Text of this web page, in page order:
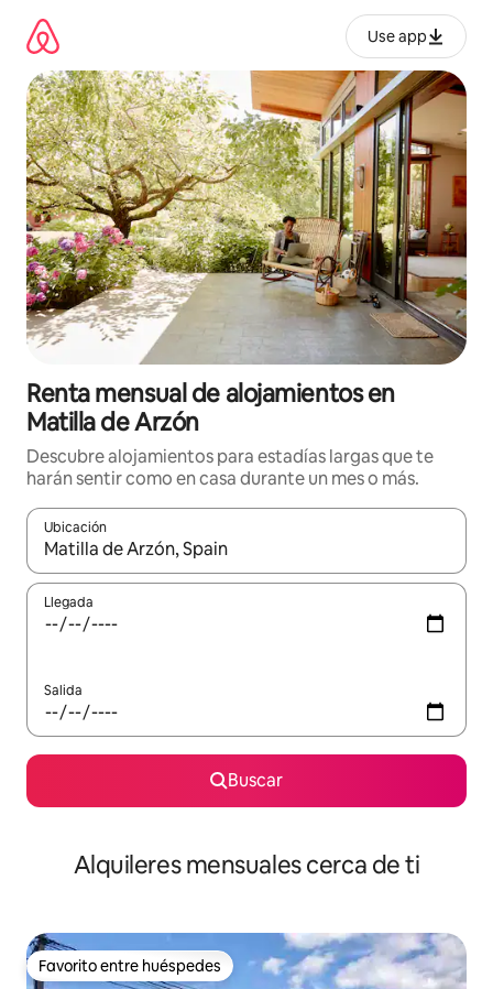
contenido
Use app
Renta mensual de alojamientos en
Matilla de Arzón
Descubre alojamientos para estadías largas que te
harán sentir como en casa durante un mes o más.
Ubicación
Cuando los resultados estén disponibles, navega con las
Llegada
Salida
Buscar
Alquileres mensuales cerca de ti
Favorito entre huéspedes
Favorito entre huéspedes